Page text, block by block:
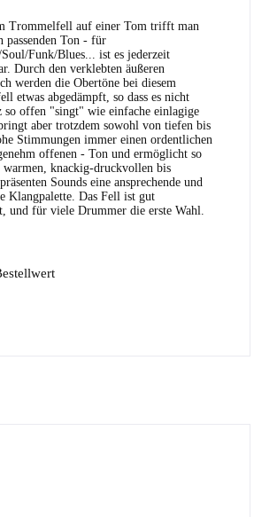
Trommelfell auf einer Tom trifft man
passenden Ton - für
Funk/Blues... ist es jederzeit
Durch den verklebten äußeren
werden die Obertöne bei diesem
etwas abgedämpft, so dass es nicht
so offen "singt" wie einfache einlagige
aber trotzdem sowohl von tiefen bis
Stimmungen immer einen ordentlichen
offenen - Ton und ermöglicht so
warmen, knackig-druckvollen bis
Sounds eine ansprechende und
Klangpalette. Das Fell ist gut
und für viele Drummer die erste Wahl.